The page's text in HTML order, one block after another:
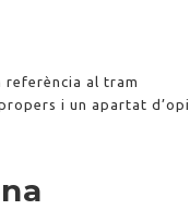
al tram
i un apartat